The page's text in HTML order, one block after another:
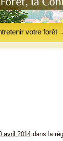
votre forêt -
avril 2014dans la